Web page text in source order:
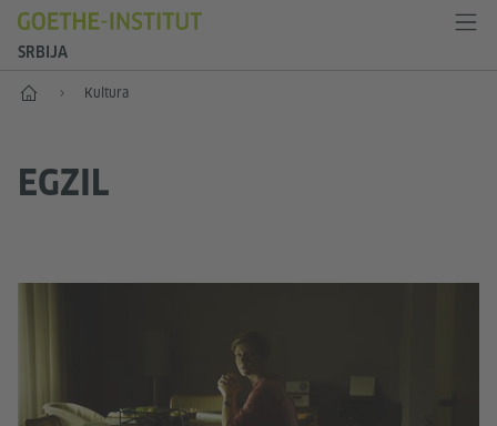
SRBIJA
Početak Kultura
EGZIL